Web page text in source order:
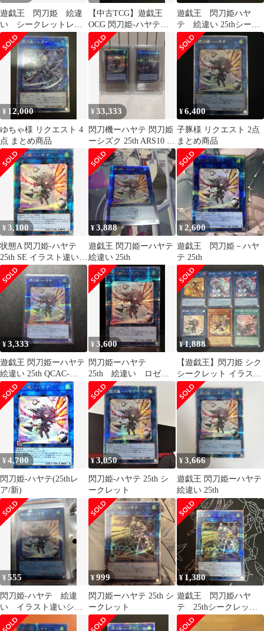
遊戯王 閃刀姫 絵違
い シークレットレ
ア アジア版 セット
【中古TCG】遊戯王
OCG 閃刀姫-ハヤテ
(25thレア)(日本版)【50-
61】
遊戯王 閃刀姫ハヤ
テ 絵違い 25thシーク
レットレア1枚
¥ 12,000
ゆちゃ様 リクエスト 4
点 まとめ商品
¥33,333
閃刀機ーハヤテ 閃刀姫
ーシズク 25th ARS10 絵
違い セット
¥6,400
子豚様 リクエスト 2点
まとめ商品
¥3,100
状態A 閃刀姫-ハヤテ
25th SE イラスト違い
版)(QCAC-JP009 遊戯王
OCG 遊戯王カード
YUGIOH
¥3,888
遊戯王 閃刀姫ーハヤテ
絵違い 25th
¥2,600
遊戯王 閃刀姫－ハヤ
テ 25th
¥3,333
遊戯王 閃刀姫ーハヤテ
絵違い 25th QCAC-
JP009 クオシク
¥3,600
閃刀姫ーハヤテ
25th 絵違い ロゼバ
ージョン
¥1,888
【遊戯王】閃刀姫 シク
シークレット イラスト
違い デッキパーツ まと
め売り
¥4,700
閃刀姫-ハヤテ(25thレ
ア/新)
¥3,050
閃刀姫-ハヤテ 25th シ
ークレット
¥3,666
遊戯王 閃刀姫ーハヤテ
絵違い 25th
¥555
閃刀姫-ハヤテ 絵違
い イラスト違いシー
クレット 遊戯王
¥999
閃刀姫ーハヤテ 25th シ
ークレット
¥1,380
遊戯王 閃刀姫ハヤ
テ 25thシークレット
レア クオシク